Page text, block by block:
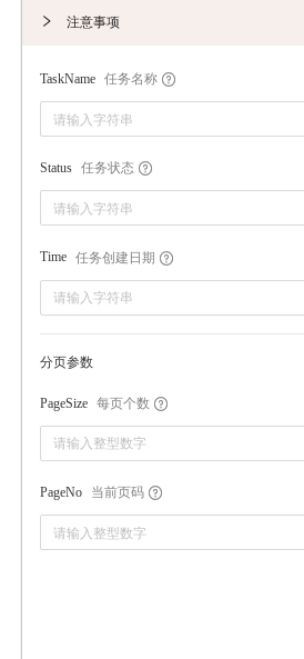
注意事项
TaskName 任务名称
Status 任务状态
Time 任务创建日期
分页参数
PageSize 每页个数
PageNo 当前页码